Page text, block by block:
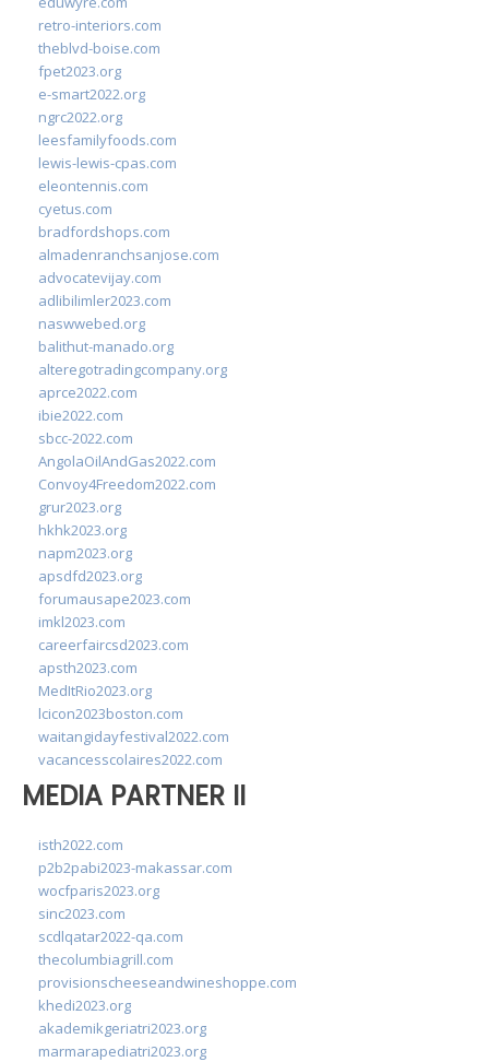
retro-interiors.com
theblvd-boise.com
fpet2023.org
e-smart2022.org
ngrc2022.org
leesfamilyfoods.com
lewis-lewis-cpas.com
eleontennis.com
cyetus.com
bradfordshops.com
almadenranchsanjose.com
advocatevijay.com
adlibilimler2023.com
naswwebed.org
balithut-manado.org
alteregotradingcompany.org
aprce2022.com
ibie2022.com
sbcc-2022.com
AngolaOilAndGas2022.com
Convoy4Freedom2022.com
grur2023.org
hkhk2023.org
napm2023.org
apsdfd2023.org
forumausape2023.com
imkl2023.com
careerfaircsd2023.com
apsth2023.com
MedItRio2023.org
lcicon2023boston.com
waitangidayfestival2022.com
vacancesscolaires2022.com
MEDIA PARTNER II
isth2022.com
p2b2pabi2023-makassar.com
wocfparis2023.org
sinc2023.com
scdlqatar2022-qa.com
thecolumbiagrill.com
provisionscheeseandwineshoppe.com
khedi2023.org
akademikgeriatri2023.org
marmarapediatri2023.org